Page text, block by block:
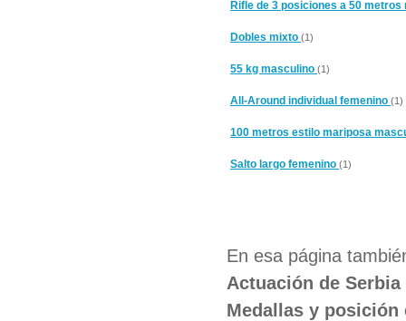
Rifle de 3 posiciones a 50
Dobles mixto (1)
55 kg masculino (1)
All-Around individual femenino (1)
100 metros estilo mariposa
Salto largo femenino (1)
En esa página
Actuación de Serbia
Medallas y posición